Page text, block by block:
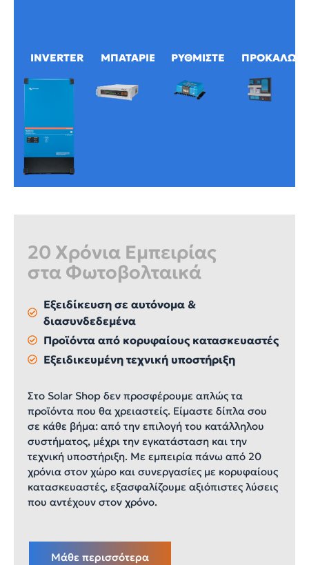
INVERTERS ΜΠΑΤΑΡΙΕΣ ΡΥΘΜΙΣΤΕΣ
20 Χρόνια Εμπειρίας
στα Φωτοβολταικά
Εξειδίκευση σε αυτόνομα &
διασυνδεδεμένα
Προϊόντα από κορυφαίους κατασκευαστές
Εξειδικευμένη τεχνική υποστήριξη
Στο Solar Shop δεν προσφέρουμε απλώς τα
προϊόντα που θα χρειαστείς. Είμαστε δίπλα σου
σε κάθε βήμα: από την επιλογή του κατάλληλου
συστήματος, μέχρι την εγκατάσταση και την
τεχνική υποστήριξη. Με εμπειρία πάνω από 20
χρόνια στον χώρο και συνεργασίες με κορυφαίους
κατασκευαστές, εξασφαλίζουμε αξιόπιστες λύσεις
που αντέχουν στον χρόνο.
Μάθε περισσότερα